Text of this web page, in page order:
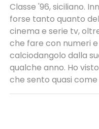
Classe '96, siciliano.
forse tanto quanto
cinema e serie tv,
che fare con numeri
calciodangolo dalla
qualche anno. Ho
che sento quasi come